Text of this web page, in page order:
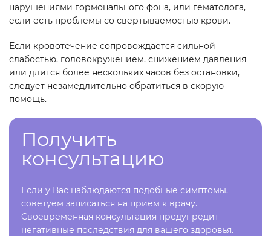
нарушениями гормонального фона, или гематолога,
если есть проблемы со свертываемостью крови.
Если кровотечение сопровождается сильной
слабостью, головокружением, снижением давления
или длится более нескольких часов без остановки,
следует незамедлительно обратиться в скорую
помощь.
Получить
консультацию
Если у Вас наблюдаются подобные симптомы,
советуем записаться на прием к врачу.
Своевременная консультация предупредит
негативные последствия для вашего здоровья.